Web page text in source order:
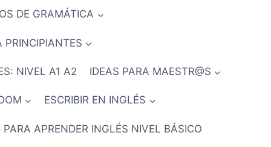
DE GRAMÁTICA
PRINCIPIANTES
NIVEL A1 A2 IDEAS PARA MAESTR@S
ESCRIBIR EN INGLÉS
APRENDER INGLÉS NIVEL BÁSICO